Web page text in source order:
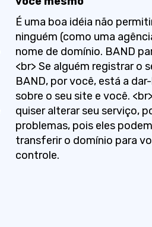
É uma boa idéia não
ninguém (como uma
nome de domínio. BAND
<br> Se alguém registrar o
BAND, por você, está a
sobre o seu site e você.
quiser alterar seu serviço,
problemas, pois eles
transferir o domínio para
controle.